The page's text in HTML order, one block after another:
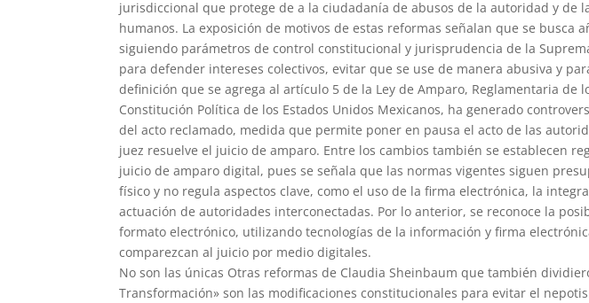
jurisdiccional que protege de a la ciudadanía de abusos de la autoridad y de
humanos. La exposición de motivos de estas reformas señalan que se busca
siguiendo parámetros de control constitucional y jurisprudencia de la
para defender intereses colectivos, evitar que se use de manera abusiva y
definición que se agrega al artículo 5 de la Ley de Amparo, Reglamentaria de
Constitución Política de los Estados Unidos Mexicanos, ha generado
del acto reclamado, medida que permite poner en pausa el acto de las
juez resuelve el juicio de amparo. Entre los cambios también se establecen
juicio de amparo digital, pues se señala que las normas vigentes siguen
físico y no regula aspectos clave, como el uso de la firma electrónica, la
actuación de autoridades interconectadas. Por lo anterior, se reconoce la
formato electrónico, utilizando tecnologías de la información y firma
comparezcan al juicio por medio digitales.
No son las únicas Otras reformas de Claudia Sheinbaum que también
Transformación» son las modificaciones constitucionales para evitar el